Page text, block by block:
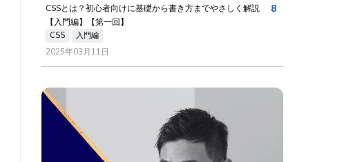
CSSとは？初心者向けに基礎から書き方までやさしく解説
【入門編】【第一回】
CSS 入門編
2025年03月11日
8